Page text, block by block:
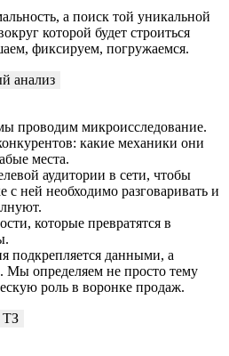
а поиск той уникальной
которой будет строиться
фиксируем, погружаемся.
анализ
проводим микроисследование.
какие механики они
места.
аудитории в сети, чтобы
с ней необходимо разговаривать и
которые превратятся в
подкрепляется данными, а
определяем не просто тему
роль в воронке продаж.
ТЗ